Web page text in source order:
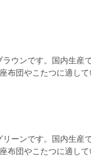
ウンです。国内生産
布団やこたつに適して
ーンです。国内生産
布団やこたつに適して